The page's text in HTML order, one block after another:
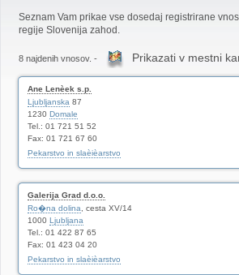
Seznam Vam prikae vse dosedaj registrirane
regije Slovenija zahod.
8 najdenih vnosov. - Prikazati v mestni
Ane Lenèek s.p.
Ljubljanska 87
1230 Domale
Tel.: 01 721 51 52
Fax: 01 721 67 60
Pekarstvo in slaèièarstvo
Galerija Grad d.o.o.
Ro�na dolina , cesta XV/14
1000 Ljubljana
Tel.: 01 422 87 65
Fax: 01 423 04 20
Pekarstvo in slaèièarstvo